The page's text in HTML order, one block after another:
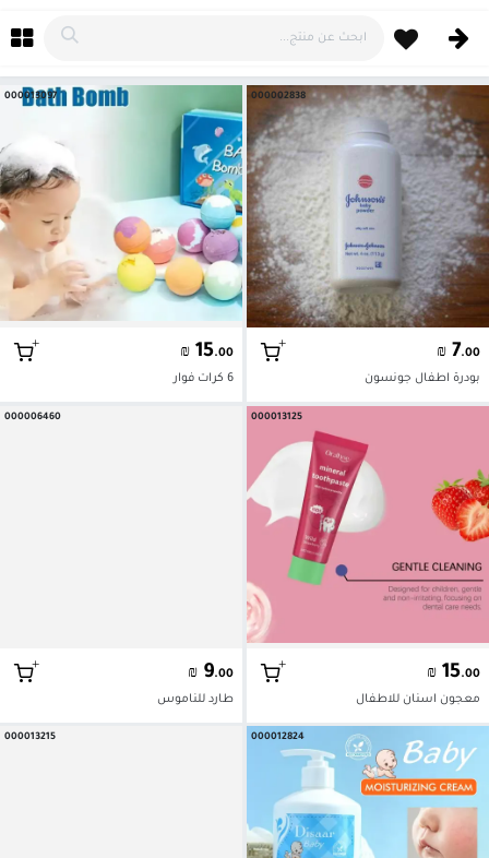
000002838
₪ 7.00
+
بودرة اطفال جونسون
000013125
₪ 15.00
+
معجون اسنان للاطفال
000012824
000013097
₪ 15.00
+
6 كرات فوار
000006460
₪ 9.00
+
طارد للناموس
000013215